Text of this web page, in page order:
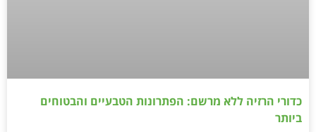
כדורי הרזיה ללא מרשם: הפתרונות הטבעיים והבטוחים
ביותר